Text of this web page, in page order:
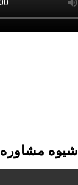
شیوه مشاوره